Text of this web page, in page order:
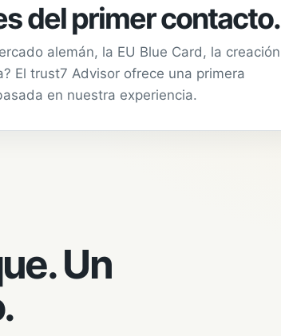
del primer contacto.
alemán, la EU Blue Card, la creación
El trust7 Advisor ofrece una primera
en nuestra experiencia.
Un